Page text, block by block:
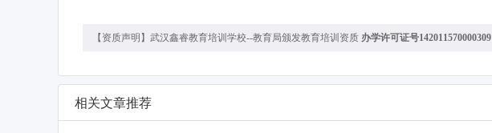
【资质声明】武汉鑫睿教育培训学校--教育局颁发教育培训资质 办学许可证号142011570000309
相关文章推荐